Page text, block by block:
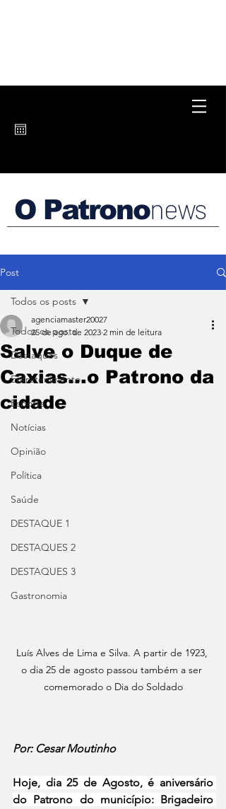
O Patrononews
Post
Todos os posts
Destaques
Entretenimento
Esporte
Notícias
Opinião
Política
Saúde
DESTAQUE 1
DESTAQUES 2
DESTAQUES 3
Gastronomia
Todos os posts
Salve o Duque de
Caxias...o Patrono da
cidade
agenciamaster20027
25 de ago. de 2023 2 min de leitura
Luís Alves de Lima e Silva. A partir de 1923,
o dia 25 de agosto passou também a ser
comemorado o Dia do Soldado
Por: Cesar Moutinho
Hoje, dia 25 de Agosto, é aniversário
do Patrono do município: Brigadeiro